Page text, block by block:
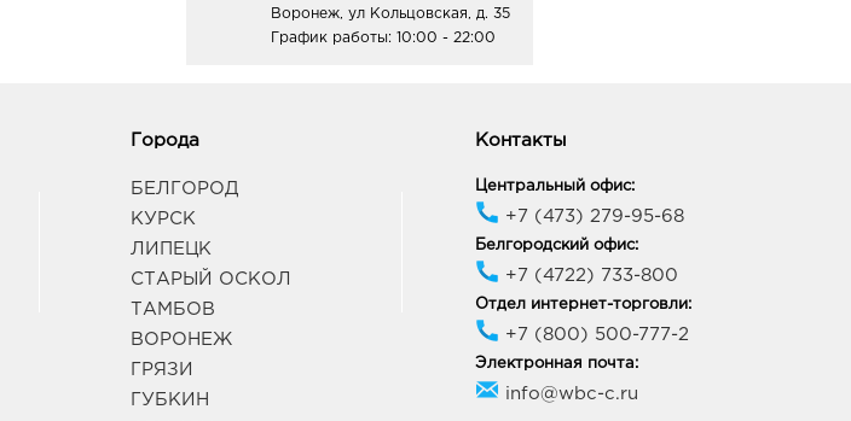
Воронеж, ул Кольцовская, д. 35
График работы: 10:00 - 22:00
394088, Воронежская обл, г
9:00 - 21:00
Воронеж Пятерочка 9
394020, Воронежская обл, г
Воронеж, ул 9 Января, д. 233/35
9:00 - 20:00
Города
БЕЛГОРОД
КУРСК
ЛИПЕЦК
СТАРЫЙ ОСКОЛ
ТАМБОВ
ВОРОНЕЖ
ГРЯЗИ
ГУБКИН
Контакты
Центральный офис:
+7 (473) 279-95-68
Белгородский офис:
+7 (4722) 733-800
Отдел интернет-торговли:
+7 (800) 500-777-2
Электронная почта:
info@wbc-c.ru